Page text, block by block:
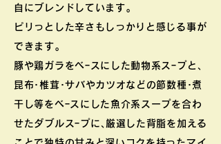
自にブレンドしています｡
ピリっとした辛さもしっかりと感じる事が
できます｡
豚や鶏ガラをベｰスにした動物系スｰプと､
昆布･椎茸･サバやカツオなどの節数種･煮
干し等をベｰスにした魚介系スープを合わ
せたダブルスｰプに､厳選した背脂を加える